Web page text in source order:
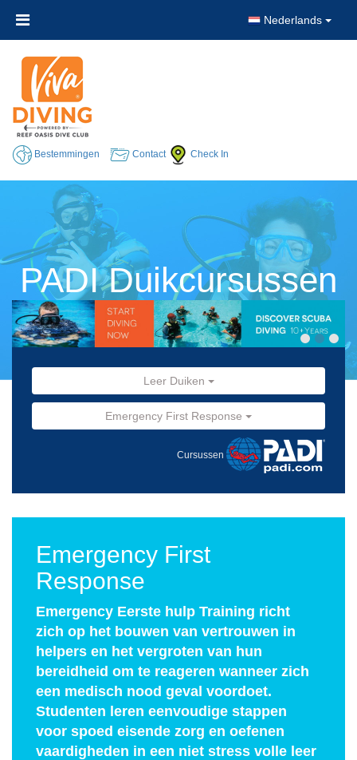
Nederlands
Bestemmingen Contact Check In
PADI Duikcursussen
Leer Duiken
Emergency First Response
Cursussen
Emergency First
Response
Emergency Eerste hulp Training richt
zich op het bouwen van vertrouwen in
helpers en het vergroten van hun
bereidheid om te reageren wanneer zich
een medisch nood geval voordoet.
Studenten leren eenvoudige stappen
voor spoed eisende zorg en oefenen
vaardigheden in een niet stress volle leer